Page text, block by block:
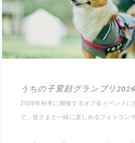
うちの子変顔グランプリ2026
2026年秋冬に開催するオフ会イベントに
て、皆さまと一緒に楽しめるフォトコン